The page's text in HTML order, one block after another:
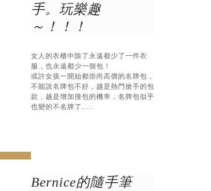
手。玩樂趣
～！！！
女人的衣櫃中除了永遠都少了一件衣
服，也永遠都少一個包！
或許女孩一開始都崇尚高價的名牌包，
不能說名牌包不好，越是熱門搶手的包
款，越是增加撞包的機率，名牌包似乎
也變的不名牌了.....
next
Bernice的隨手筆